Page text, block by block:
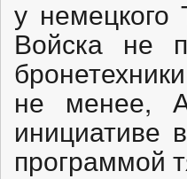
у
Войска не
не менее,
инициативе
программой